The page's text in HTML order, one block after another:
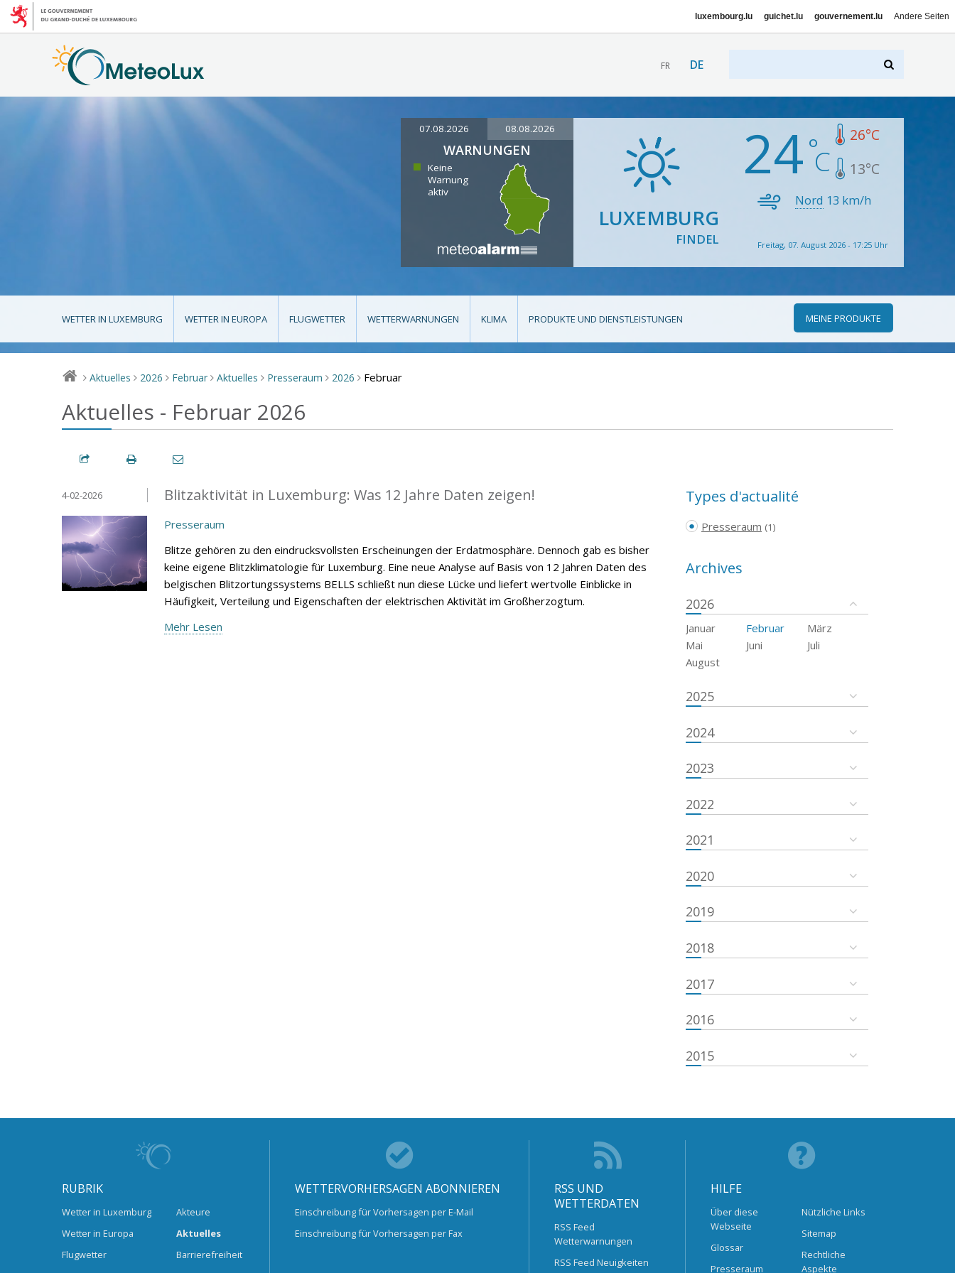
luxembourg.lu guichet.lu gouvernement.lu Andere Seiten
FR DE
07.08.2026 08.08.2026
WARNUNGEN
Keine
Warnung
aktiv
LUXEMBURG
FINDEL
24 26°C
13°C
Nord 13 km/h
Freitag, 07. August 2026 - 17:25 Uhr
WETTER IN LUXEMBURG WETTER IN EUROPA FLUGWETTER WETTERWARNUNGEN KLIMA PRODUKTE UND DIENSTLEISTUNGEN MEINE PRODUKTE
> Aktuelles > 2026 > Februar > Aktuelles > Presseraum > 2026 > Februar
Aktuelles - Februar 2026
Blitzaktivität in Luxemburg: Was 12 Jahre Daten zeigen!
4-02-2026
Presseraum
Blitze gehören zu den eindrucksvollsten Erscheinungen der Erdatmosphäre. Dennoch gab es bisher
keine eigene Blitzklimatologie für Luxemburg. Eine neue Analyse auf Basis von 12 Jahren Daten des
belgischen Blitzortungssystems BELLS schließt nun diese Lücke und liefert wertvolle Einblicke in
Häufigkeit, Verteilung und Eigenschaften der elektrischen Aktivität im Großherzogtum.
Mehr Lesen
Types d'actualité
Presseraum (1)
Archives
2026
Januar Februar
März
Mai
Juni
Juli
August
2025
2024
2023
2022
2021
2020
2019
2018
2017
2016
2015
RUBRIK
Wetter in Luxemburg
Wetter in Europa
Flugwetter
Akteure
Aktuelles
Barrierefreiheit
WETTERVORHERSAGEN ABONNIEREN
Einschreibung für Vorhersagen per E-Mail
Einschreibung für Vorhersagen per Fax
RSS UND
WETTERDATEN
RSS Feed
Wetterwarnungen
RSS Feed Neuigkeiten
HILFE
Über diese
Webseite
Glossar
Presseraum
Nützliche Links
Sitemap
Rechtliche
Aspekte